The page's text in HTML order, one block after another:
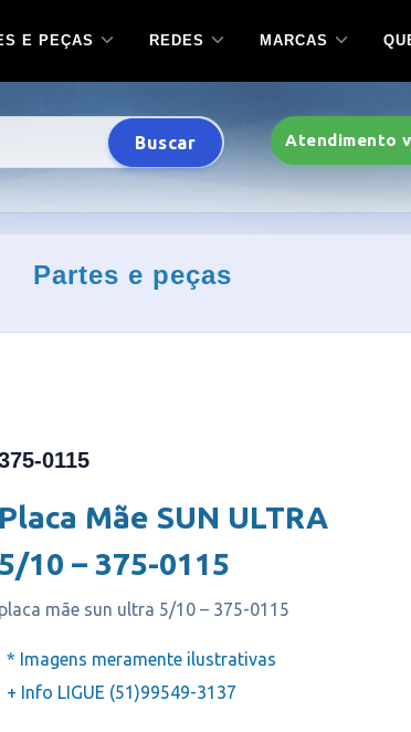
E PEÇAS REDES MARCAS
Buscar Atendimento
Partes e peças
0115
Placa Mãe SUN ULTRA
5/10 – 375-0115
placa mãe sun ultra 5/10 – 375-0115
* Imagens meramente ilustrativas
+ Info LIGUE (51)99549-3137